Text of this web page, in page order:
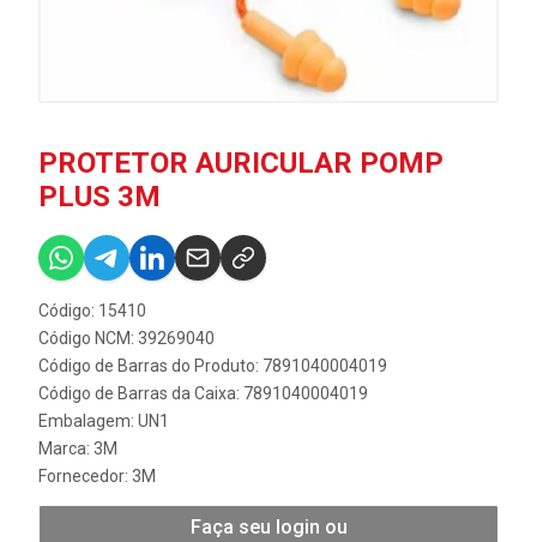
PROTETOR AURICULAR POMP
PLUS 3M
Código: 15410
Código NCM: 39269040
Código de Barras do Produto: 7891040004019
Código de Barras da Caixa: 7891040004019
Embalagem: UN1
Marca: 3M
Fornecedor: 3M
Faça seu login ou